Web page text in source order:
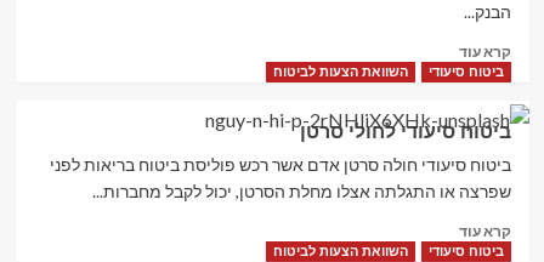
הבנק...
קרא עודRead
more
ביטוח
משכנתא
ביטוח סיעודי השוואת הצעות לביטוח
ביטוח סיעודי לחולי סרטן
ביטוח סיעודי חולה סרטן אדם אשר רכש פוליסת ביטוח בריאות לפני
שפרצה או התגלתה אצלו מחלת הסרטן, יכול לקבל מחברות...
קרא עודRead
more
ביטוח סיעודי השוואת הצעות לביטוח